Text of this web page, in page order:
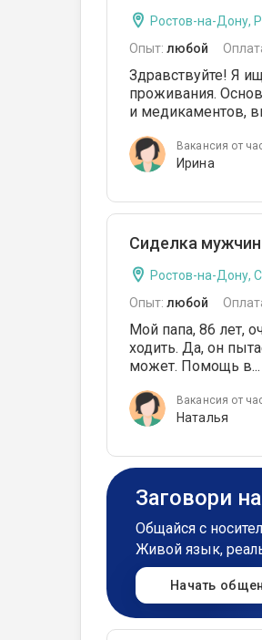
Ростов-на-Дону,
Опыт: любой
Здравствуйте! Я
проживания.
и медикаментов,
Вакансия от
Ирина
Сиделка
Ростов-на-Дону,
Опыт: любой
Мой папа, 86 лет,
ходить. Да, он
может. Помощь в...
Вакансия от
Наталья
Заговори
Общайся с
Живой язык,
Начать